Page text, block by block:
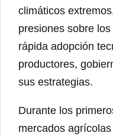
climáticos
presiones sobre
rápida adopción
productores,
sus estrategias.
Durante los
mercados